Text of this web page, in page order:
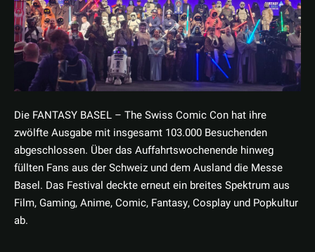
Die FANTASY BASEL – The Swiss Comic Con hat ihre
zwölfte Ausgabe mit insgesamt 103.000 Besuchenden
abgeschlossen. Über das Auffahrtswochenende hinweg
füllten Fans aus der Schweiz und dem Ausland die Messe
Basel. Das Festival deckte erneut ein breites Spektrum aus
Film, Gaming, Anime, Comic, Fantasy, Cosplay und Popkultur
ab.